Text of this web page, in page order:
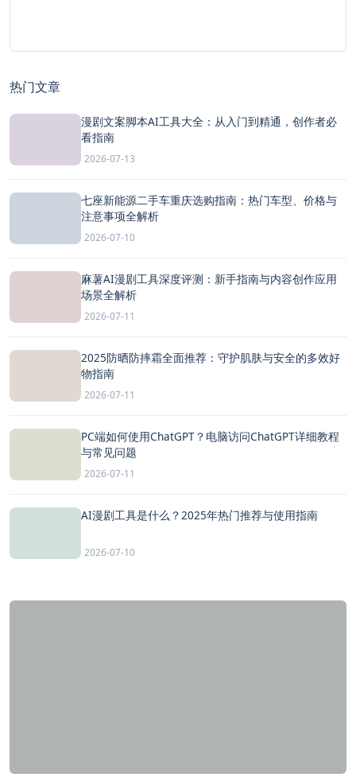
热门文章
漫剧文案脚本AI工具大全：从入门到精通，创作者必
看指南
2026-07-13
七座新能源二手车重庆选购指南：热门车型、价格与
注意事项全解析
2026-07-10
麻薯AI漫剧工具深度评测：新手指南与内容创作应用
场景全解析
2026-07-11
2025防晒防摔霜全面推荐：守护肌肤与安全的多效好
物指南
2026-07-11
PC端如何使用ChatGPT？电脑访问ChatGPT详细教程
与常见问题
2026-07-11
AI漫剧工具是什么？2025年热门推荐与使用指南
2026-07-10